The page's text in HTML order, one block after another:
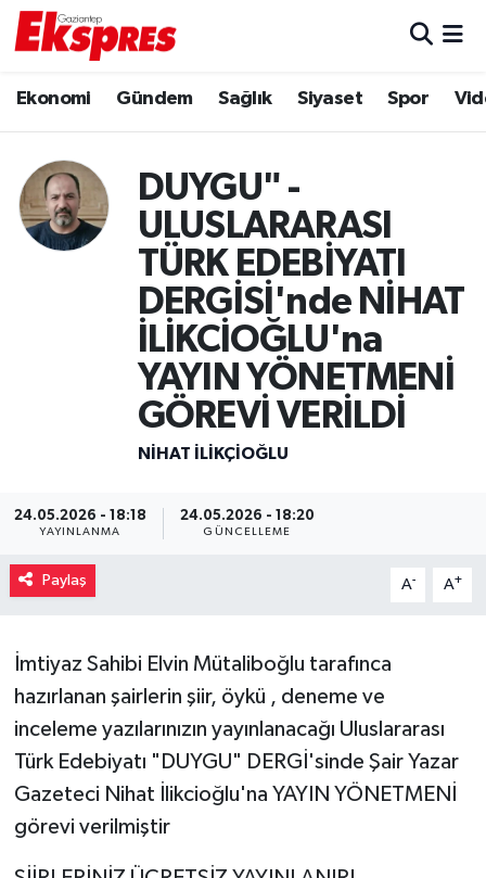
Ekonomi Gündem Sağlık Siyaset Spor
DUYGU" -
ULUSLARARASI
TÜRK EDEBİYATI
DERGİSİ'nde NİHAT
İLİKCİOĞLU'na
YAYIN YÖNETMENİ
GÖREVİ VERİLDİ
NIHAT İLIKÇIOĞLU
24.05.2026 - 18:18
YAYINLANMA
24.05.2026 - 18:20
GÜNCELLEME
Paylaş A- A+
İmtiyaz Sahibi Elvin Mütaliboğlu tarafınca
hazırlanan şairlerin şiir, öykü , deneme ve
inceleme yazılarınızın yayınlanacağı Uluslararası
Türk Edebiyatı "DUYGU" DERGİ'sinde Şair Yazar
Gazeteci Nihat İlikcioğlu'na YAYIN YÖNETMENİ
görevi verilmiştir
Ekonomi
Gaziantep son dakika
Genel
Haberler
Kültür Sanat
Müzik
Piyasa
Sağlık
Sinemalar
Siyaset
Trafik Durumu
Puan Durumu ve Fikstür
Tüm Manşetler
Son Dakika Haberleri
Haber Arşivi